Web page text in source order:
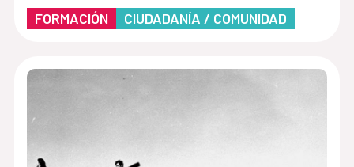
FORMACIÓN CIUDADANÍA / COMUNIDAD